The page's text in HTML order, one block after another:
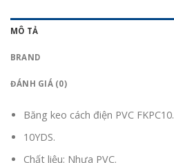
MÔ TẢ
BRAND
ĐÁNH GIÁ (0)
Băng keo cách điện PVC FKPC10.
10YDS.
Chất liệu: Nhựa PVC.